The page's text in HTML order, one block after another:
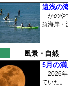
遠浅の
かのや
須海岸
風景・自然
5月の
2026年
ていた